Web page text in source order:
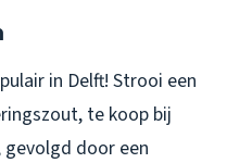
in Delft! Strooi een
te koop bij
door een